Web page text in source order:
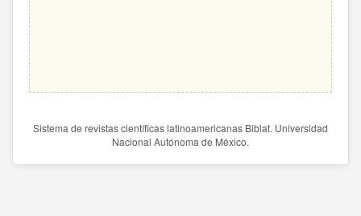
Sistema de revistas científicas latinoamericanas Biblat. Universidad
Nacional Autónoma de México.